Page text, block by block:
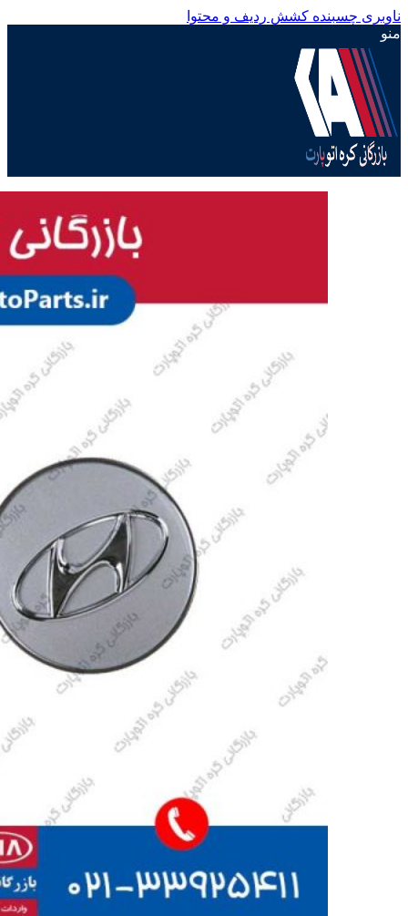
ناوبری چسبنده کشش ردیف و محتوا
منو